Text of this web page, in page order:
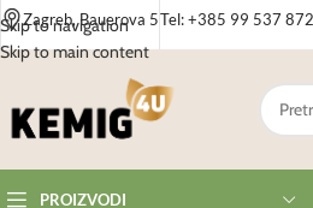
Skip to navigation
Skip to main content
Zagreb, Bauerova 5Tel: +385 99 537
PROIZVODI